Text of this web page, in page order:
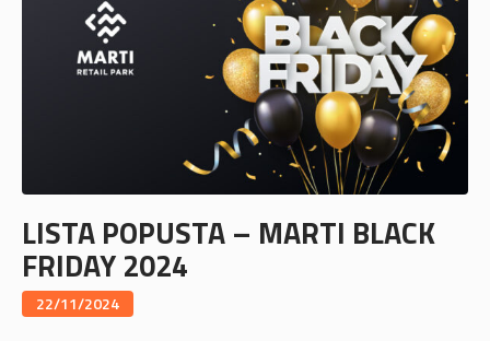
LISTA POPUSTA – MARTI BLACK
FRIDAY 2024
22/11/2024